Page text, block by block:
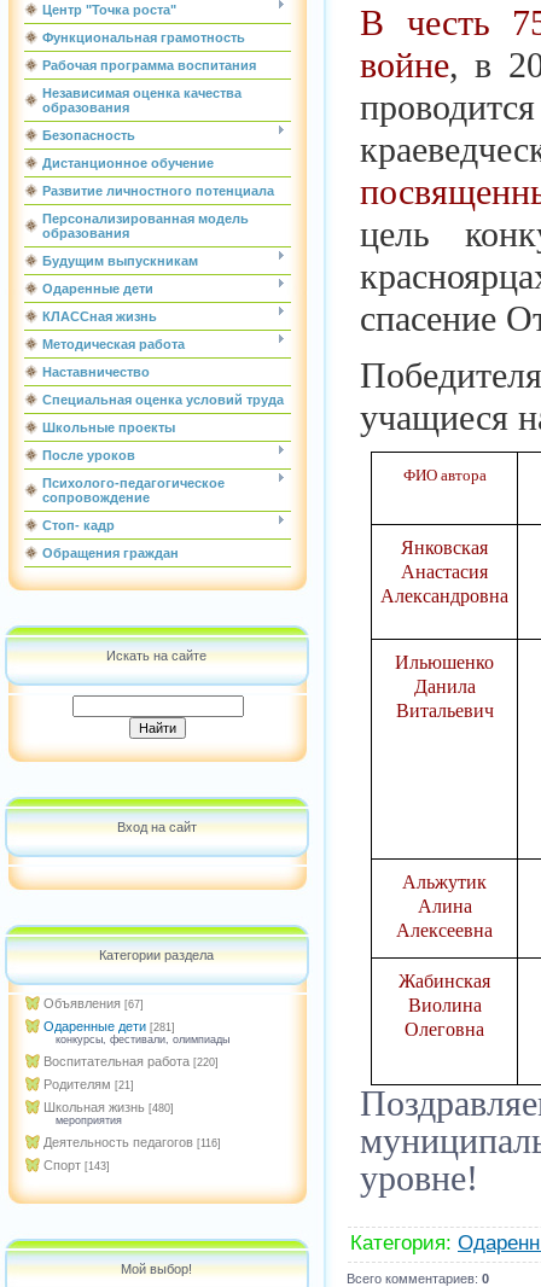
Центр "Точка роста"
Функциональная грамотность
Рабочая программа воспитания
Независимая оценка качества
образования
Безопасность
Дистанционное обучение
Развитие личностного потенциала
Персонализированная модель
образования
Будущим выпускникам
Одаренные дети
КЛАССная жизнь
Методическая работа
Наставничество
Специальная оценка условий труда
Школьные проекты
После уроков
Психолого-педагогическое
сопровождение
Стоп- кадр
Обращения граждан
Искать на сайте
Вход на сайт
Категории раздела
Объявления [67]
Одаренные дети [281]
конкурсы, фестивали, олимпиады
Воспитательная работа [220]
Родителям [21]
Школьная жизнь [480]
мероприятия
Деятельность педагогов [116]
Спорт [143]
Мой выбор!
В честь
войне, в
цель
спасение
учащиеся
ФИО автора
Янковская
Анастасия
Александровна
Ильюшенко
Данила
Витальевич
Альжутик
Алина
Алексеевна
Жабинская
Виолина
Олеговна
уровне!
Категория:
Всего комментариев: 0